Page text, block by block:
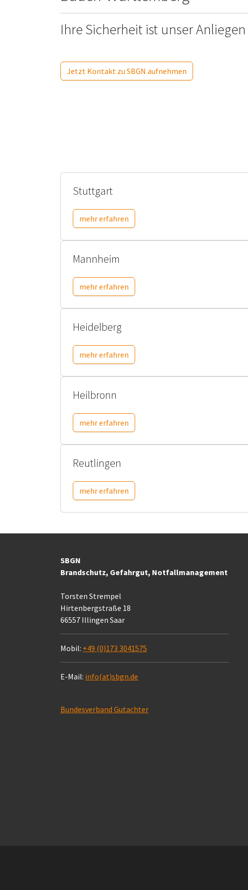
Ihre Sicherheit ist unser Anliegen
Jetzt Kontakt zu SBGN aufnehmen
Stuttgart
mehr erfahren
Mannheim
mehr erfahren
Heidelberg
mehr erfahren
Heilbronn
mehr erfahren
Reutlingen
mehr erfahren
SBGN
Brandschutz, Gefahrgut, Notfallmanagement
Torsten Strempel
Hirtenbergstraße 18
66557 Illingen Saar
Mobil: +49 (0)173 3041575
E-Mail: info(at)sbgn.de
Bundesverband Gutachter